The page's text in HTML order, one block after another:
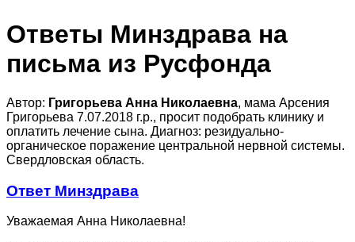
Ответы Минздрава на
письма из Русфонда
Автор: Григорьева Анна Николаевна, мама Арсения
Григорьева 7.07.2018 г.р., просит подобрать клинику и
оплатить лечение сына. Диагноз: резидуально-
органическое поражение центральной нервной системы.
Свердловская область.
Ответ Минздрава
Уважаемая Анна Николаевна!